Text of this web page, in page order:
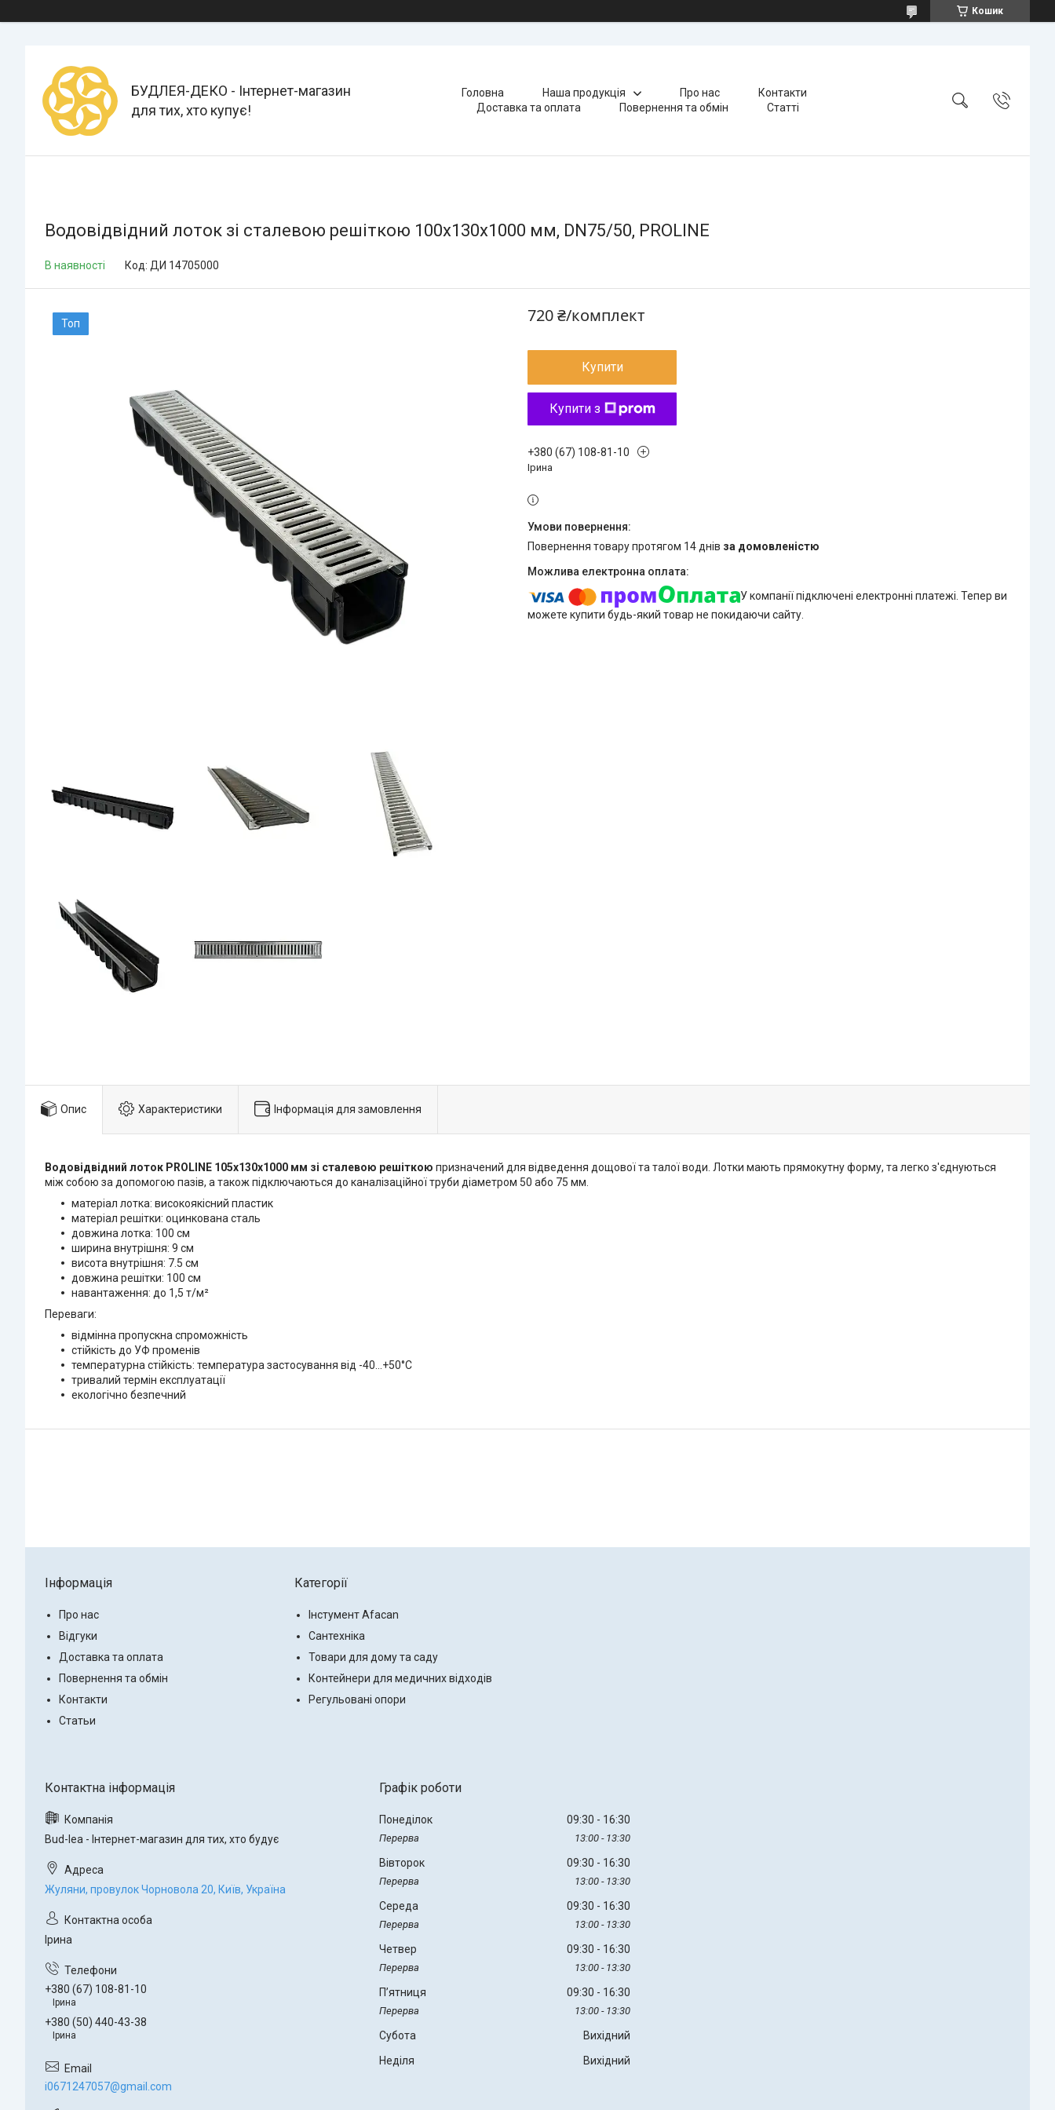
Кошик
БУДЛЕЯ-ДЕКО - Інтернет-магазин
для тих, хто купує!
Головна Наша продукція Про нас
Контакти
Доставка та оплата
Повернення та обмін Статті
Водовідвідний лоток зі сталевою решіткою 100х130х1000 мм, DN75/50, PROLINE
В наявності Код: ДИ 14705000
Топ 720 ₴/комплект
Купити
Купити з
+380 (67) 108-81-10
Ірина
повернення товару протягом 14 днів за домовленістю
У компанії підключені електронні платежі. Тепер ви
можете купити будь-який товар не покидаючи сайту.
Опис Характеристики Інформація для замовлення
Водовідвідний лоток PROLINE 105х130х1000 мм зі сталевою решіткою призначений для відведення дощової та талої води. Лотки мають прямокутну форму, та легко з'єднуються
між собою за допомогою пазів, а також підключаються до каналізаційної труби діаметром 50 або 75 мм.
матеріал лотка: високоякісний пластик
матеріал решітки: оцинкована сталь
довжина лотка: 100 см
ширина внутрішня: 9 см
висота внутрішня: 7.5 см
довжина решітки: 100 см
навантаження: до 1,5 т/м²
Переваги:
відмінна пропускна спроможність
стійкість до УФ променів
температурна стійкість: температура застосування від -40…+50°С
тривалий термін експлуатації
екологічно безпечний
Інформація
Про нас
Відгуки
Доставка та оплата
Повернення та обмін
Контакти
Статьи
Категорії
Інстумент Afacan
Сантехніка
Товари для дому та саду
Контейнери для медичних відходів
Регульовані опори
Bud-lea - Інтернет-магазин для тих, хто будує
Жуляни, провулок Чорновола 20, Київ, Україна
Ірина
+380 (67) 108-81-10
Ірина
+380 (50) 440-43-38
Ірина
i0671247057@gmail.com
Графік роботи
Понеділок 09:30 16:30
13:00 13:30
Вівторок 09:30 16:30
13:00 13:30
Середа 09:30 16:30
13:00 13:30
Четвер 09:30 16:30
13:00 13:30
Пʼятниця 09:30 16:30
13:00 13:30
Субота
Вихідний
Неділя
Вихідний